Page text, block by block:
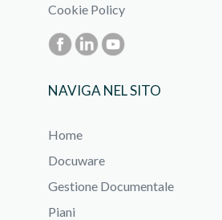
Cookie Policy
NAVIGA NEL SITO
Home
Docuware
Gestione Documentale
Piani